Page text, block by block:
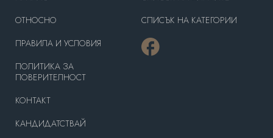
OТНОСНО
ПРАВИЛА И УСЛОВИЯ
ПОЛИТИКА ЗА
ПОВЕРИТЕЛНОСТ
КОНТАКТ
КАНДИДАТСТВАЙ
СПИСЪК НА КАТЕГОРИИ